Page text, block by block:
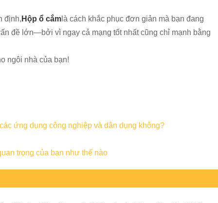
định, Hộp ổ cắm là cách khắc phục đơn giản mà bạn đang
đề lớn—bởi vì ngay cả mạng tốt nhất cũng chỉ mạnh bằng
ngôi nhà của bạn!
ứng dụng công nghiệp và dân dụng không?
trọng của bạn như thế nào